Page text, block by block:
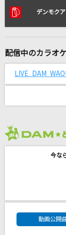
リア
グランドエ
「ひとりで生
Juice=Juice
コーヒーが飲
JAM Project
セカンド・キ
デンモク
配信中のカラオ
LIVE DAM WAO!
今な
動画公開